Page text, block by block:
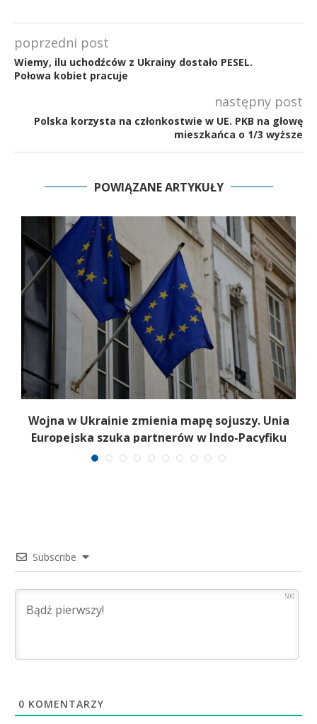
poprzedni post
Wiemy, ilu uchodźców z Ukrainy dostało PESEL.
Połowa kobiet pracuje
następny post
Polska korzysta na członkostwie w UE. PKB na głowę
mieszkańca o 1/3 wyższe
POWIĄZANE ARTYKUŁY
Wojna w Ukrainie zmienia mapę sojuszy. Unia
Europejska szuka partnerów w Indo-Pacyfiku
Subscribe
500
0 KOMENTARZY